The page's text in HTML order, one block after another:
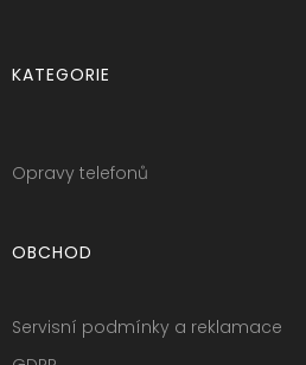
KATEGORIE
Opravy telefonů
OBCHOD
Servisní podmínky a reklamace